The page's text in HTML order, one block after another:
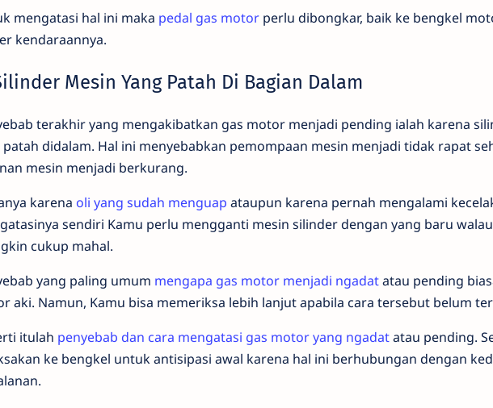
mengatasi hal ini maka pedal gas motor perlu dibongkar, baik ke bengkel
kendaraannya.
Mesin Yang Patah Di Bagian Dalam
terakhir yang mengakibatkan gas motor menjadi pending ialah karena
didalam. Hal ini menyebabkan pemompaan mesin menjadi tidak rapat
mesin menjadi berkurang.
karena oli yang sudah menguap ataupun karena pernah mengalami
sendiri Kamu perlu mengganti mesin silinder dengan yang baru
cukup mahal.
yang paling umum mengapa gas motor menjadi ngadatatau pending
aki. Namun, Kamu bisa memeriksa lebih lanjut apabila cara tersebut belum
itulah penyebab dan cara mengatasi gas motor yang ngadatatau pending.
ke bengkel untuk antisipasi awal karena hal ini berhubungan dengan